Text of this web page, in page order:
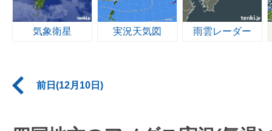
気象衛星 実況天気図 雨雲レーダー
前日(12月10日)